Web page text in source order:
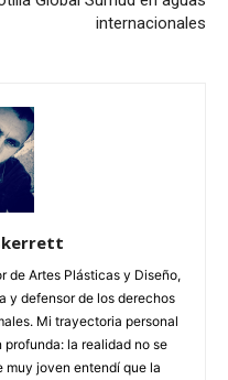
internacionales
de Artes Plásticas y Diseño,
y defensor de los derechos
Mi trayectoria personal
la realidad no se
muy joven entendí que la